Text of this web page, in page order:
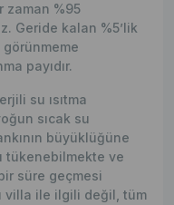
zaman %95
Geride kalan %5’lik
görünmeme
payıdır.
su ısıtma
sıcak su
büyüklüğüne
tükenebilmekte ve
süre geçmesi
villa ile ilgili değil, tüm